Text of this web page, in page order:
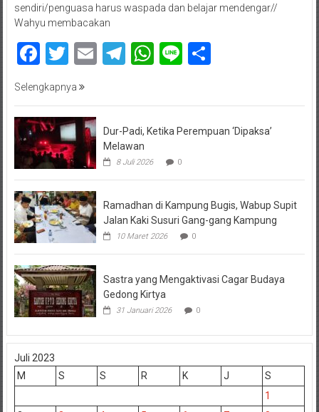
sendiri/penguasa harus waspada dan belajar mendengar//
Wahyu membacakan
Facebook
Twitter
EmailTelegram
WhatsApp
Line
Selengkapnya
Dur-Padi, Ketika Perempuan ‘Dipaksa’
Melawan
8 Juli 2026 0
Ramadhan di Kampung Bugis, Wabup Supit
Jalan Kaki Susuri Gang-gang Kampung
10 Maret 2026 0
Sastra yang Mengaktivasi Cagar Budaya
Gedong Kirtya
31 Januari 2026 0
Juli 2023
M
S S R K J
S
1